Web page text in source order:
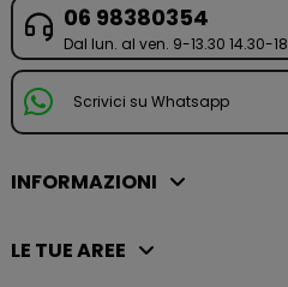
06 98380354
Dal lun. al ven. 9-13.30 14.30-18
Scrivici su Whatsapp
INFORMAZIONI
LE TUE AREE